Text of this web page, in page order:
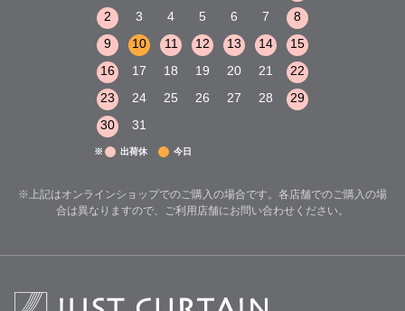
2
3 4 5 6 7
8
9
10 11 12 13 14
15
16
17 18 19 20 21
22
23
24 25 26 27 28
29
30
31
※ 出荷休 今日
※上記はオンラインショップでのご購入の場合です。各店舗でのご購入の場
合は異なりますので、ご利用店舗にお問い合わせください。